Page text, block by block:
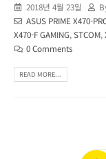
2018년 4월 23일
ASUS PRIME X470-
X470-F GAMING,STCOM,
0 Comments
READ MORE...